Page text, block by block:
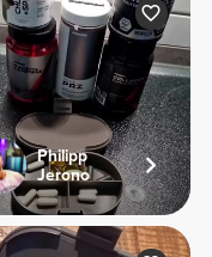
Philipp
Jerono